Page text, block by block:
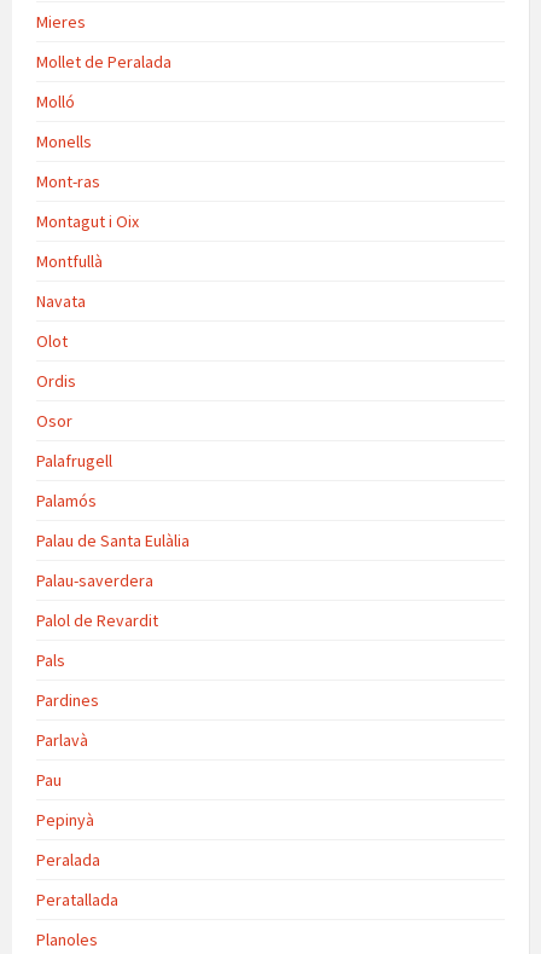
Mieres
Mollet de Peralada
Molló
Monells
Mont-ras
Montagut i Oix
Montfullà
Navata
Olot
Ordis
Osor
Palafrugell
Palamós
Palau de Santa Eulàlia
Palau-saverdera
Palol de Revardit
Pals
Pardines
Parlavà
Pau
Pepinyà
Peralada
Peratallada
Planoles